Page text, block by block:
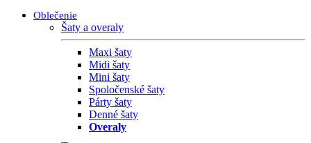
Oblečenie
Šaty a overaly
Maxi šaty
Midi šaty
Mini šaty
Spoločenské šaty
Párty šaty
Denné šaty
Overaly